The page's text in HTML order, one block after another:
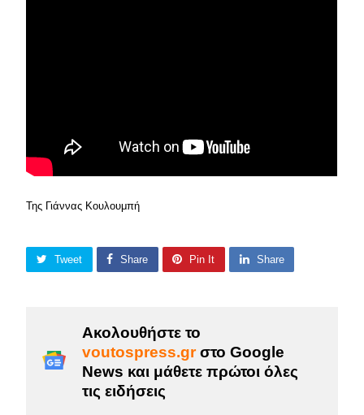
Της Γιάννας Κουλουμπή
Tweet Share Pin It Share
Ακολουθήστε το
voutospress.grστο Google
News και μάθετε πρώτοι όλες
τις ειδήσεις